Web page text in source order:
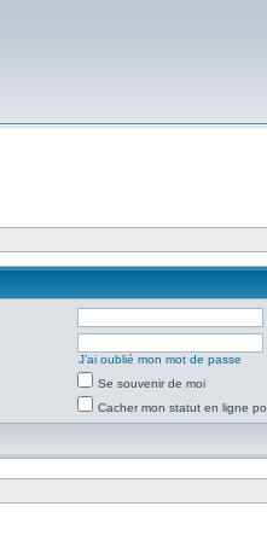
J’ai oublié mon mot de passe
Se souvenir de moi
Cacher mon statut en ligne